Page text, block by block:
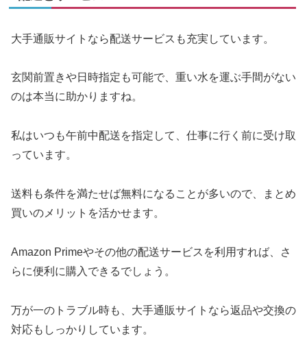
大手通販サイトなら配送サービスも充実しています。
玄関前置きや日時指定も可能で、重い水を運ぶ手間がない
のは本当に助かりますね。
私はいつも午前中配送を指定して、仕事に行く前に受け取
っています。
送料も条件を満たせば無料になることが多いので、まとめ
買いのメリットを活かせます。
Amazon Primeやその他の配送サービスを利用すれば、さ
らに便利に購入できるでしょう。
万が一のトラブル時も、大手通販サイトなら返品や交換の
対応もしっかりしています。